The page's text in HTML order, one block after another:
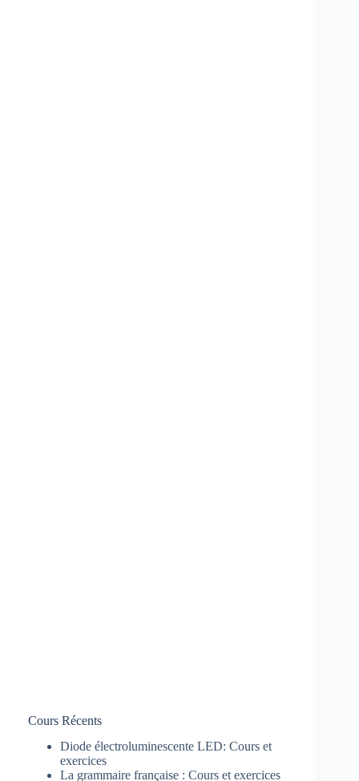
Cours Récents
Diode électroluminescente LED: Cours et
exercices
La grammaire française : Cours et exercices